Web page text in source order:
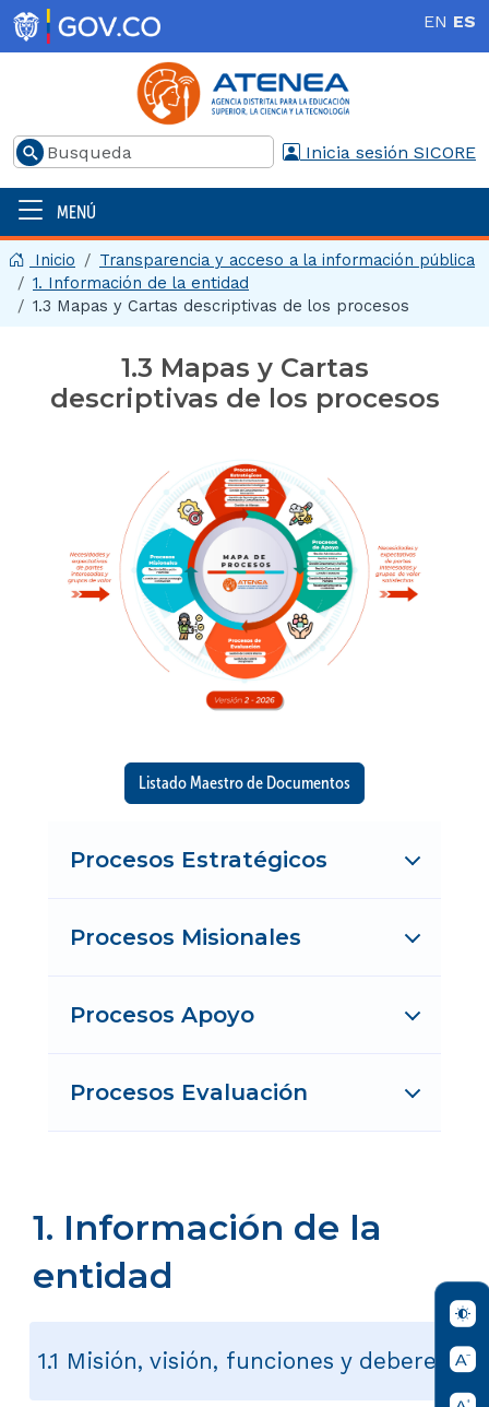
Pasar al contenido principal EN ES
Buscar Inicia sesión SICORE
Menú principal | 2025
MENÚ
Inicio
Transparencia y acceso a la información pública
1. Información de la entidad
1.3 Mapas y Cartas descriptivas de los procesos
1. Información de la
entidad
1.1 Misión, visión, funciones y deberes
1.3 Mapas y Cartas
descriptivas de los procesos
Listado Maestro de Documentos
Procesos Estratégicos
Procesos Misionales
Procesos Apoyo
Procesos Evaluación